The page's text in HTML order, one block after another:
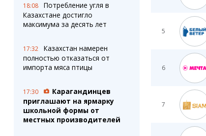
18:08
Потребление угля в
Казахстане достигло
максимума за десять лет
17:32
Казахстан намерен
полностью отказаться от
импорта мяса птицы
17:30
Карагандинцев
приглашают на ярмарку
школьной формы от
местных производителей
5
6
7